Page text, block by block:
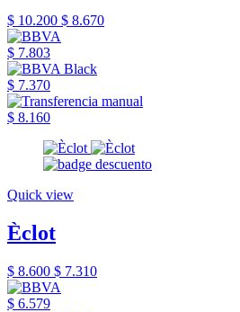
$ 10.200 $ 8.670
$ 7.803
$ 7.370
$ 8.160
Quick view
Èclot
$ 8.600 $ 7.310
$ 6.579